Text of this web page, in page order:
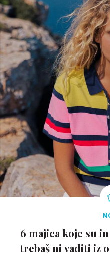
6 majica koje su
trebaš ni vaditi iz